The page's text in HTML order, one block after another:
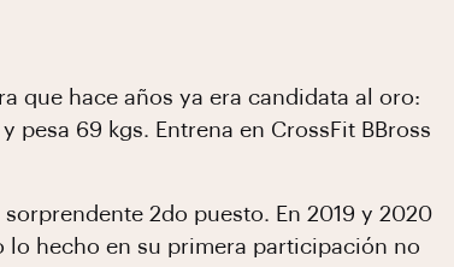
que hace años ya era candidata al oro:
pesa 69 kgs. Entrena en CrossFit BBross
2do puesto. En 2019 y 2020
lo hecho en su primera participación no